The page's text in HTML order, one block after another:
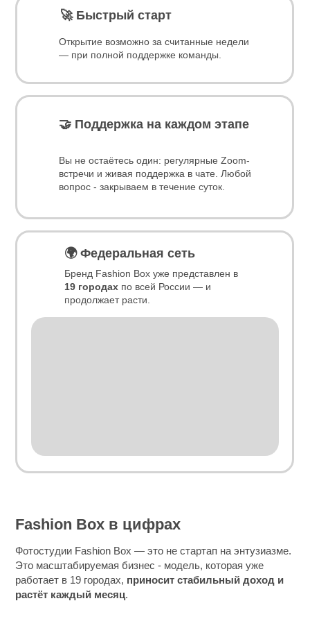
🚀 Быстрый старт
Открытие возможно за считанные недели
— при полной поддержке команды.
🤝 Поддержка на каждом этапе
Вы не остаётесь один: регулярные Zoom-
встречи и живая поддержка в чате. Любой
вопрос - закрываем в течение суток.
🌍 Федеральная сеть
Бренд Fashion Box уже представлен в
19 городах по всей России — и
продолжает расти.
Fashion Box в цифрах
Фотостудии Fashion Box — это не стартап на энтузиазме.
Это масштабируемая бизнес ‑ модель, которая уже
работает в 19 городах, приносит стабильный доход и
растёт каждый месяц.